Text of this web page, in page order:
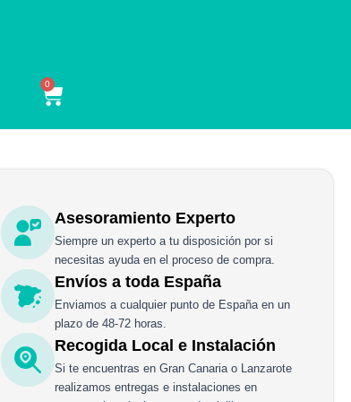
0
Carrito
Asesoramiento Experto
Siempre un experto a tu disposición por si
necesitas ayuda en el proceso de compra.
Envíos a toda España
Enviamos a cualquier punto de España en un
plazo de 48-72 horas.
Recogida Local e Instalación
Si te encuentras en Gran Canaria o Lanzarote
realizamos entregas e instalaciones en